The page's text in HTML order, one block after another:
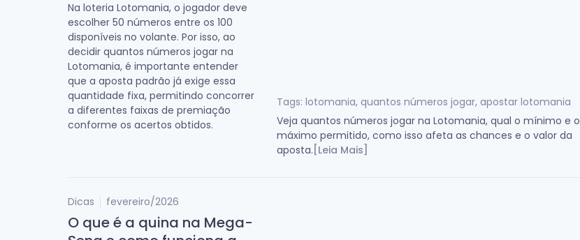
Na loteria Lotomania, o jogador deve
escolher 50 números entre os 100
disponíveis no volante. Por isso, ao
decidir quantos números jogar na
Lotomania, é importante entender
que a aposta padrão já exige essa
quantidade fixa, permitindo concorrer
a diferentes faixas de premiação
conforme os acertos obtidos.
Tags: lotomania, quantos números jogar, apostar lotomania
Veja quantos números jogar na Lotomania, qual o mínimo e o
máximo permitido, como isso afeta as chances e o valor da
aposta. [Leia Mais]
Dicas fevereiro/2026
O que é a quina na Mega-